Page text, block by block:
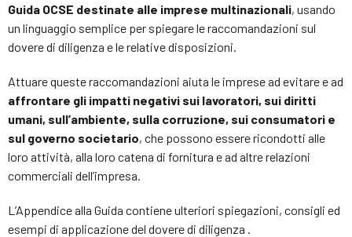
Guida OCSE destinate alle imprese multinazionali, usando
un linguaggio semplice per spiegare le raccomandazioni sul
dovere di diligenza e le relative disposizioni.
Attuare queste raccomandazioni aiuta le imprese ad evitare e ad
affrontare gli impatti negativi sui lavoratori, sui diritti
umani, sull’ambiente, sulla corruzione, sui consumatori e
sul governo societario, che possono essere ricondotti alle
loro attività, alla loro catena di fornitura e ad altre relazioni
commerciali dell’impresa.
L’Appendice alla Guida contiene ulteriori spiegazioni, consigli ed
esempi di applicazione del dovere di diligenza .